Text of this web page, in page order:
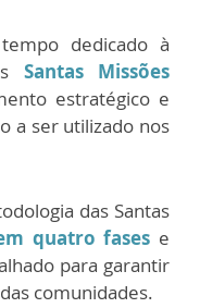
dedicado à
Santas Missões
estratégico e
a ser utilizado nos
das Santas
quatro fases e
para garantir
comunidades.